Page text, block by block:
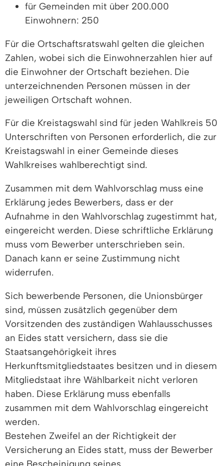
für Gemeinden mit über 200.000
Einwohnern: 250
Für die Ortschaftsratswahl gelten die gleichen
Zahlen, wobei sich die Einwohnerzahlen hier auf
die Einwohner der Ortschaft beziehen. Die
unterzeichnenden Personen müssen in der
jeweiligen Ortschaft wohnen.
Für die Kreistagswahl sind für jeden Wahlkreis 50
Unterschriften von Personen erforderlich, die zur
Kreistagswahl in einer Gemeinde dieses
Wahlkreises wahlberechtigt sind.
Zusammen mit dem Wahlvorschlag muss eine
Erklärung jedes Bewerbers, dass er der
Aufnahme in den Wahlvorschlag zugestimmt hat,
eingereicht werden. Diese schriftliche Erklärung
muss vom Bewerber unterschrieben sein.
Danach kann er seine Zustimmung nicht
widerrufen.
Sich bewerbende Personen, die Unionsbürger
sind, müssen zusätzlich gegenüber dem
Vorsitzenden des zuständigen Wahlausschusses
an Eides statt versichern, dass sie die
Staatsangehörigkeit ihres
Herkunftsmitgliedstaates besitzen und in diesem
Mitgliedstaat ihre Wählbarkeit nicht verloren
haben. Diese Erklärung muss ebenfalls
zusammen mit dem Wahlvorschlag eingereicht
werden.
Bestehen Zweifel an der Richtigkeit der
Versicherung an Eides statt, muss der Bewerber
eine Bescheinigung seines